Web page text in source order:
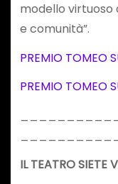
modello
e comunità”.
PREMIO TOMEO
PREMIO TOMEO
IL TEATRO SIETE